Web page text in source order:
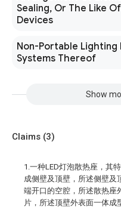
Sealing, Or The Like
Devices
Non-Portable Lighting
Systems Thereof
Show
Claims (3)
1.一种LED灯泡散热座，其
成侧壁及顶壁，所述侧壁及
端开口的空腔，所述散热座
片，所述顶壁外表面一体成